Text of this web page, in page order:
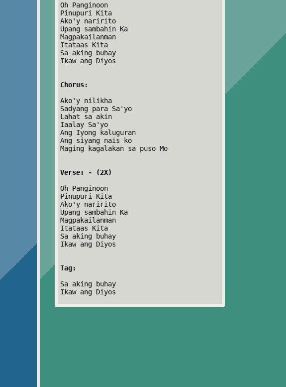
Oh Panginoon
Pinupuri Kita
Ako'y naririto
Upang sambahin Ka
Magpakailanman
Itataas Kita
Sa aking buhay
Ikaw ang Diyos
Chorus:
Ako'y nilikha
Sadyang para Sa'yo
Lahat sa akin
Iaalay Sa'yo
Ang Iyong kaluguran
Ang siyang nais ko
Maging kagalakan sa puso Mo
Verse: - (2X)
Oh Panginoon
Pinupuri Kita
Ako'y naririto
Upang sambahin Ka
Magpakailanman
Itataas Kita
Sa aking buhay
Ikaw ang Diyos
Tag:
Sa aking buhay
Ikaw ang Diyos